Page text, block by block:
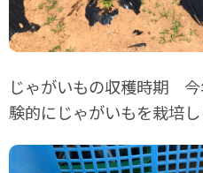
じゃがいもの収穫時期
験的にじゃがいもを栽培